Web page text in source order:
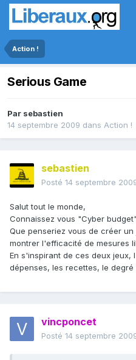
Action !
Serious Game
Par sebastien
14 septembre 2009 dans Action !
sebastien
Posté 14 septembre
Salut tout le monde,
Connaissez vous "Cyber
Que penseriez vous de créer
montrer l'efficacité de mesures
En s'inspirant de ces deux jeux,
dépenses, les recettes, le
vincponcet
Posté 14 septembre